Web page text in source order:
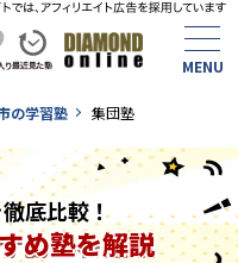
の学習塾 集団塾
底比較！
め塾を解説